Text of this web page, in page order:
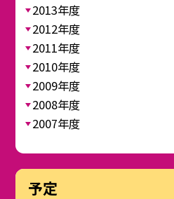
2013年度
2012年度
2011年度
2010年度
2009年度
2008年度
2007年度
予定